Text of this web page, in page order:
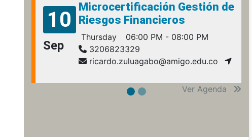
10
Sep
Microcertificación Gestión de
Riesgos Financieros
Thursday
06:00 PM - 08:00 PM
3206823329
ricardo.zuluagabo@amigo.edu.co
Ver Agenda